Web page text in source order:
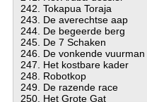
242. Tokapua Toraja
243. De averechtse aap
244. De begeerde berg
245. De 7 Schaken
246. De vonkende vuurman
247. Het kostbare kader
248. Robotkop
249. De razende race
250. Het Grote Gat